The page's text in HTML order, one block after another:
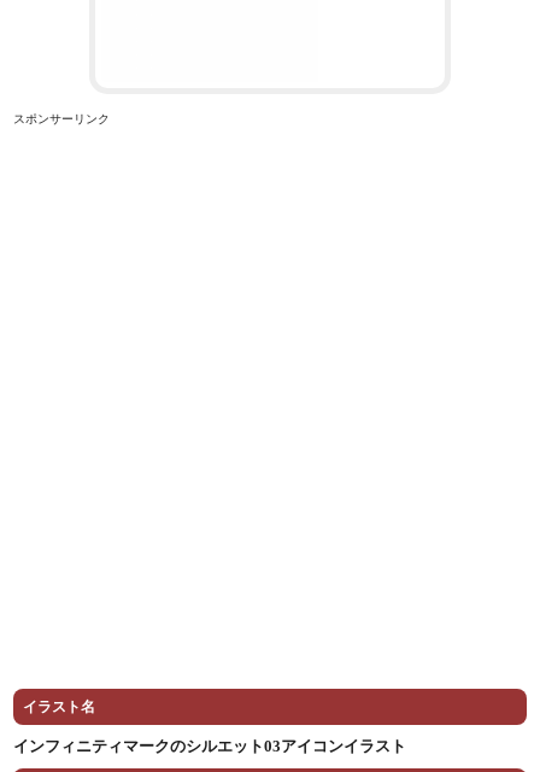
スポンサーリンク
イラスト名
インフィニティマークのシルエット03アイコンイラスト